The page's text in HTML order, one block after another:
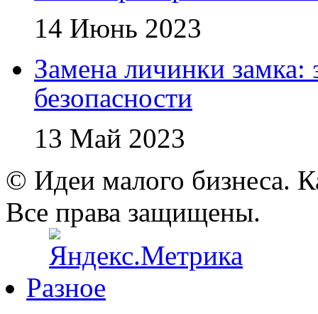
14 Июнь 2023
Замена личинки замка:
безопасности
13 Май 2023
© Идеи малого бизнеса.
Все права защищены.
Разное